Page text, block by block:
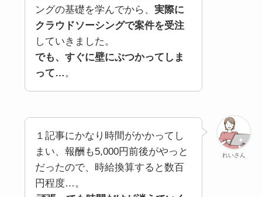
ングの基礎を学んでから、 実際に
クラウドソーシングで案件を受注
していきました。
でも、すぐに壁にぶつかってしま
って… 。
れいさん
１記事にかなり時間がかかってし
まい、報酬も5,000円前後がやっと
だったので、時給換算すると数百
円程度…。